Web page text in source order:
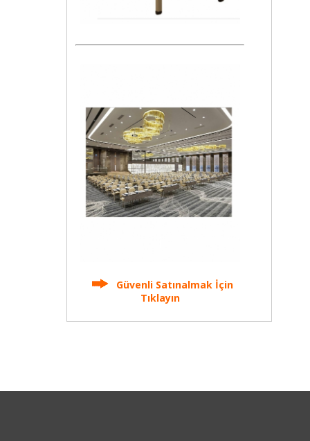
Güvenli Satınalmak İçin
Tıklayın